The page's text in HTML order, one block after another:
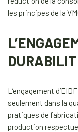
les principes de la
L’engagement
seulement dans la
pratiques de
production